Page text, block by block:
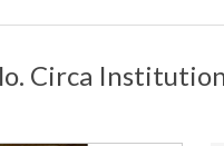
Circa